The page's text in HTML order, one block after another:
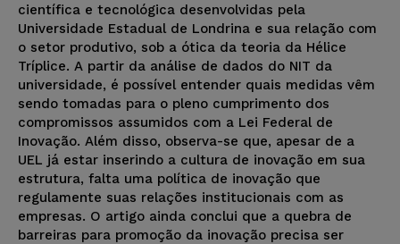
científica e tecnológica desenvolvidas pela
Universidade Estadual de Londrina e sua relação com
o setor produtivo, sob a ótica da teoria da Hélice
Tríplice. A partir da análise de dados do NIT da
universidade, é possível entender quais medidas vêm
sendo tomadas para o pleno cumprimento dos
compromissos assumidos com a Lei Federal de
Inovação. Além disso, observa-se que, apesar de a
UEL já estar inserindo a cultura de inovação em sua
estrutura, falta uma política de inovação que
regulamente suas relações institucionais com as
empresas. O artigo ainda conclui que a quebra de
barreiras para promoção da inovação precisa ser